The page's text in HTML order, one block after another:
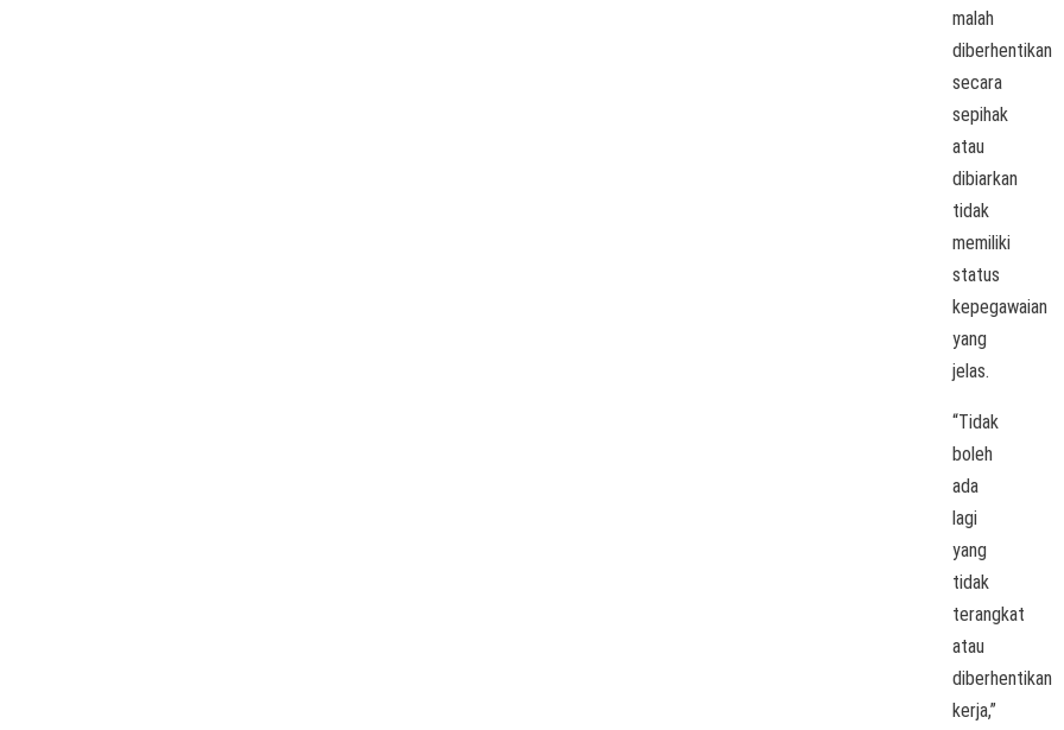
malah
diberhentikan
secara
sepihak
atau
dibiarkan
tidak
memiliki
status
kepegawaian
yang
jelas.
“Tidak
boleh
ada
lagi
yang
tidak
terangkat
atau
diberhentikan
kerja,”